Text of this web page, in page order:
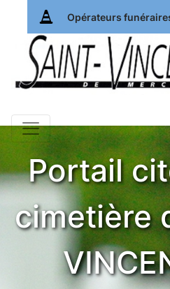
Opérateurs
Portail
cimetière